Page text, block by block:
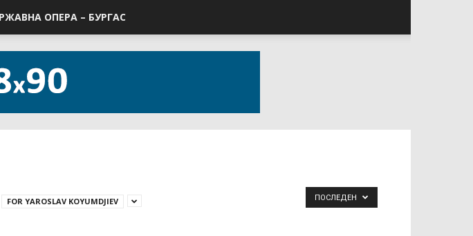
ОПЕРА – БУРГАС
FOR YAROSLAV KOYUMDJIEV ПОСЛЕДЕН